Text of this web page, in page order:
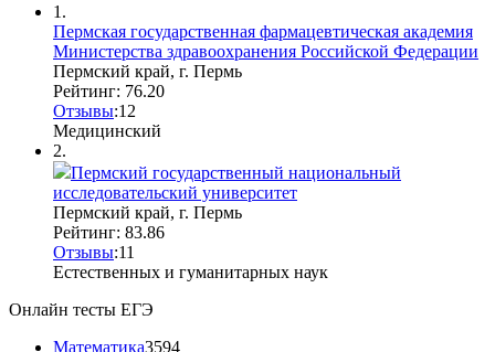
1.
Пермская государственная фармацевтическая академия
Министерства здравоохранения Российской Федерации
Пермский край, г. Пермь
Рейтинг: 76.20
Отзывы:1 2
Медицинский
2.
Пермский государственный национальный
исследовательский университет
Пермский край, г. Пермь
Рейтинг: 83.86
Отзывы:11
Естественных и гуманитарных наук
Онлайн тесты ЕГЭ
Математика3594